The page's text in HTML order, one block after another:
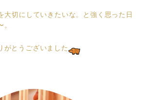
大切にしていきたいな。と強く思った日
がとうございました